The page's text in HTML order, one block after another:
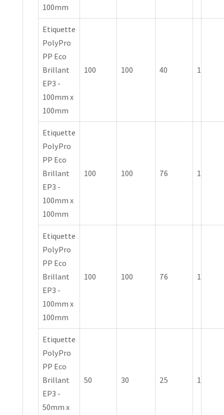
100mm
Etiquette
PolyPro
PP Eco
Brillant
EP3 -
100mm x
100mm
100 100 40 1
Etiquette
PolyPro
PP Eco
Brillant
EP3 -
100mm x
100mm
100 100 76 1
Etiquette
PolyPro
PP Eco
Brillant
EP3 -
100mm x
100mm
100 100 76 1
Etiquette
PolyPro
PP Eco
Brillant
EP3 -
50mm x
50 30 25 1